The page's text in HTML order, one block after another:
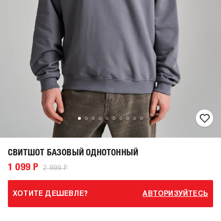
СВИТШОТ БАЗОВЫЙ ОДНОТОННЫЙ
1 099 Р 2 999 Р
ХОТИТЕ ДЕШЕВЛЕ? АВТОРИЗУЙТЕСЬ